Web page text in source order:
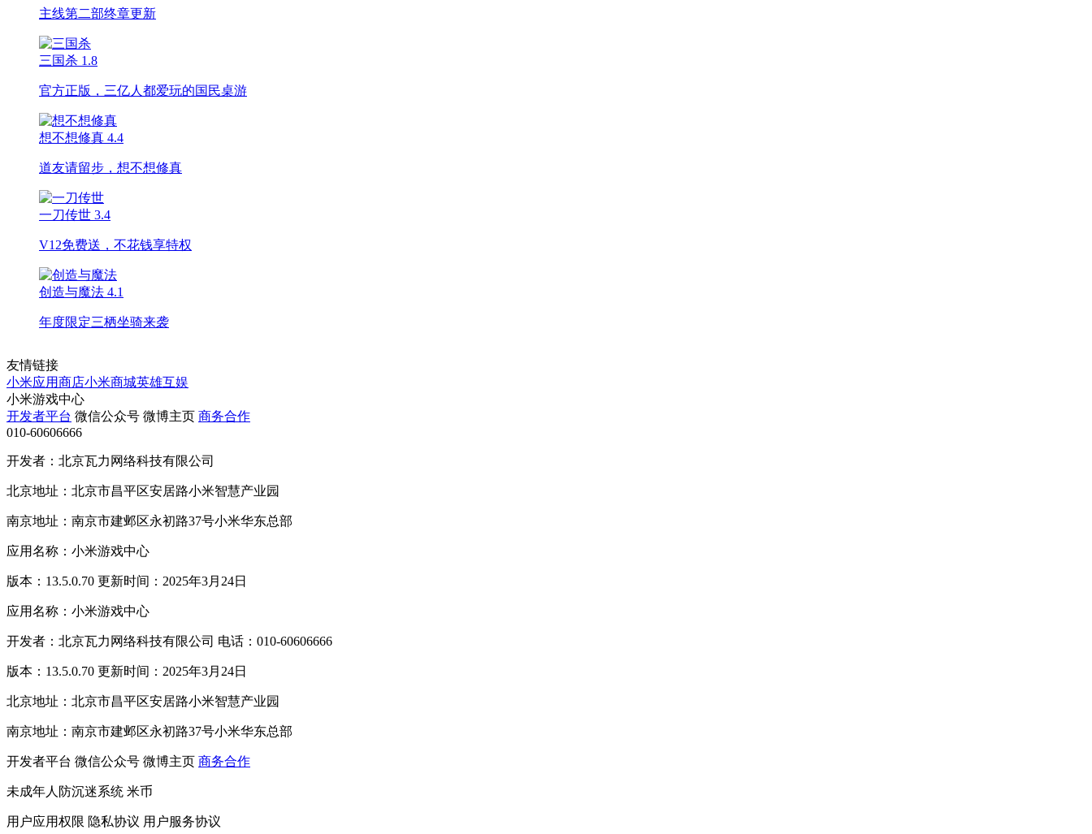
主线第二部终章更新
三国杀 1.8
官方正版，三亿人都爱玩的国民桌游
想不想修真 4.4
道友请留步，想不想修真
一刀传世 3.4
V12免费送，不花钱享特权
创造与魔法 4.1
年度限定三栖坐骑来袭
友情链接
小米应用商店小米商城英雄互娱
小米游戏中心
开发者平台 微信公众号 微博主页 商务合作
010-60606666
开发者：北京瓦力网络科技有限公司
北京地址：北京市昌平区安居路小米智慧产业园
南京地址：南京市建邺区永初路37号小米华东总部
应用名称：小米游戏中心
版本：13.5.0.70 更新时间：2025年3月24日
应用名称：小米游戏中心
开发者：北京瓦力网络科技有限公司 电话：010-60606666
版本：13.5.0.70 更新时间：2025年3月24日
北京地址：北京市昌平区安居路小米智慧产业园
南京地址：南京市建邺区永初路37号小米华东总部
开发者平台 微信公众号 微博主页 商务合作
未成年人防沉迷系统 米币
用户应用权限 隐私协议 用户服务协议